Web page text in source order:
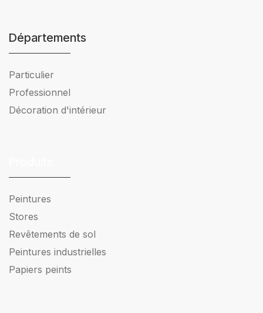
Départements
Particulier
Professionnel
Décoration d'intérieur
Peintures
Stores
Revêtements de sol
Peintures industrielles
Papiers peints